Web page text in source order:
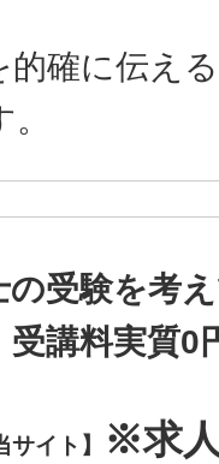
確に伝え
の受験を考
受講料実質0
サイト】 ※求